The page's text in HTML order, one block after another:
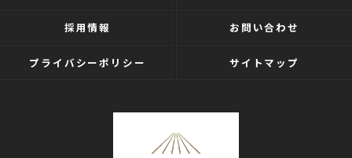
採用情報 お問い合わせ
プライバシーポリシー サイトマップ